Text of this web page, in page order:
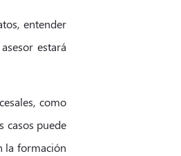
entender
estará
como
casos puede
la formación